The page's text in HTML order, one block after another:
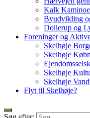
Kalk
Byudvikling
Dollerup og
Foreninger og
Skelhøje
Skelhøje
Skelhøje
Skelhøje
Flyt til Skelhøje?